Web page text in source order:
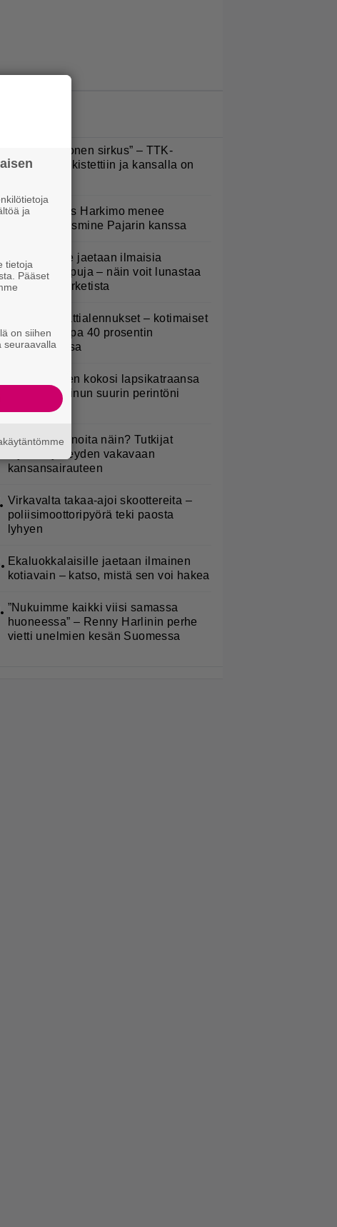
”Että semmonen sirkus” – TTK-
kilpailijat julkistettiin ja kansalla on
Uuno: Hjallis Harkimo menee
naimisiin Jasmine Pajarin kanssa
Koululaisille jaetaan ilmaisia
heijastinreppuja – näin voit lunastaa
omasi S-marketista
Lidl aloitti jättialennukset – kotimaiset
kasvikset jopa 40 prosentin
alennuksessa
Jani Sievinen kokosi lapsikatraansa
yhteen – ”Minun suurin perintöni
Syötkö perunoita näin? Tutkijat
löysivät yhteyden vakavaan
kansansairauteen
Virkavalta takaa-ajoi skoottereita –
poliisimoottoripyörä teki paosta
lyhyen
Ekaluokkalaisille jaetaan ilmainen
kotiavain – katso, mistä sen voi hakea
”Nukuimme kaikki viisi samassa
huoneessa” – Renny Harlinin perhe
vietti unelmien kesän Suomessa
ja
tietoja
Pääset
on siihen
seuraavalla